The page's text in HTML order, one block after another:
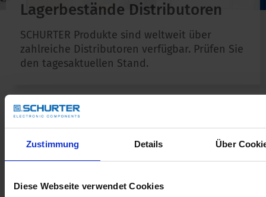
Zustimmung Details Über
Diese Webseite verwendet Cookies
Lagerbestände Distributoren
SCHURTER Produkte sind weltweit über
zahlreiche Distributoren verfügbar. Prüfen Sie
den tagesaktuellen Stand.